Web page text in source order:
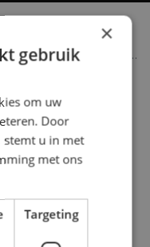
in trek bij crowdinvesteerders.
bij
×
gebruik
om uw
Door
stemt u in met
met ons
Targeting